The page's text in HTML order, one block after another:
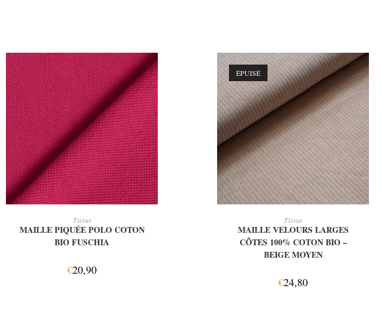
Tissus
MAILLE PIQUÉE POLO COTON
BIO FUSCHIA
€20,90
ÉPUISÉ
Tissus
MAILLE VELOURS LARGES
CÔTES 100% COTON BIO –
BEIGE MOYEN
€24,80